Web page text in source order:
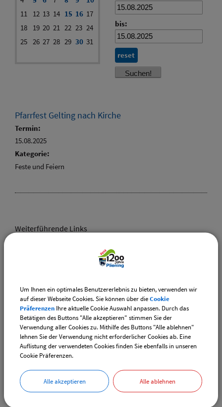
11
12 13 14 15 16 17
18
19 20 21 22 23 24
25 26 27 28 29 30 31
bis:
reset
Pfarrfest Gelting nach Kirche
Termin:
15.08.2025
Kategorie:
Feste und Feiern
Weiterführende Links
CSU-Ortshauptversammlung
Downloads
Den gewählten Termin als VCS-Kalenderdatei
downloaden
Den gewählten Termin als iCal-Kalenderdatei
downloaden
Drucken
Um Ihnen ein optimales Benutzererlebnis zu bieten, verwenden wir
auf dieser Webseite Cookies. Sie können über dieCookie
Präferenzen Ihre aktuelle Cookie Auswahl anpassen. Durch das
Betätigen des Buttons "Alle akzeptieren" stimmen Sie der
Verwendung aller Cookies zu. Mithilfe des Buttons "Alle ablehnen"
lehnen Sie der Verwendung nicht erforderlicher Cookies ab. Eine
Auflistung der verwendeten Cookies finden Sie ebenfalls in unseren
Cookie Präferenzen.
Alle akzeptieren Alle ablehnen